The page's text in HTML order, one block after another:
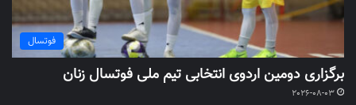
فوتسال
برگزاری دومین اردوی انتخابی تیم ملی فوتسال زنان
2026-08-03